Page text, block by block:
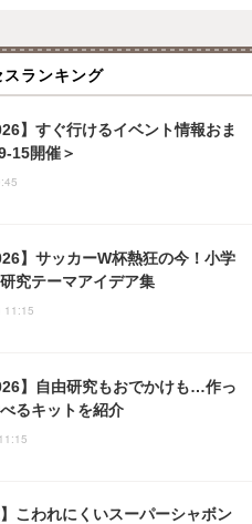
ランキング
】すぐ行けるイベント情報おま
15開催＞
】サッカーW杯熱狂の今！小学
究テーマアイデア集
11:15
】自由研究もおでかけも…作っ
るキットを紹介
】こわれにくいスーパーシャボン